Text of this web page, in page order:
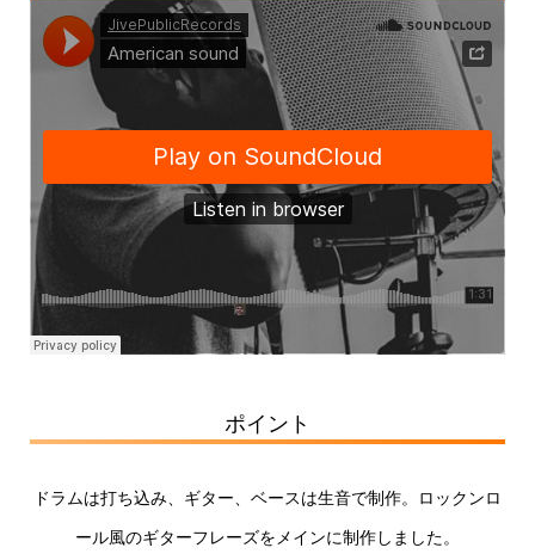
ポイント
ドラムは打ち込み、ギター、ベースは生音で制作。ロックンロ
ール風のギターフレーズをメインに制作しました。